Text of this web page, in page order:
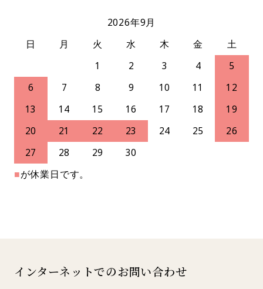
2026年9月
日
月 火 水 木 金
土
1
2 3 4
5
6
7 8 9 10 11
12
13
14 15 16 17 18
19
20
21 22 23 24 25
26
27
28 29
30
■が休業日です。
インターネットでのお問い合わせ